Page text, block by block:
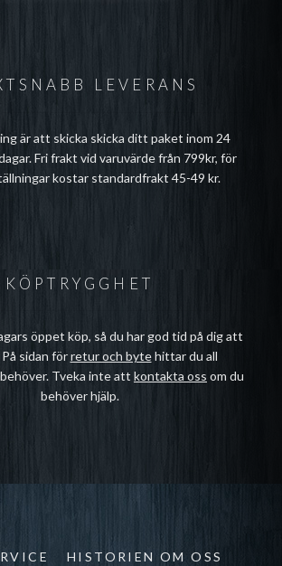
LEVERANS
är att skicka skicka ditt paket inom 24
Fri frakt vid varuvärde från 799kr, för
kostar standardfrakt 45-49 kr.
KÖPTRYGGHET
öppet köp, så du har god tid på dig att
sidan förretur och bytehittar du all
Tveka inte att kontakta oss om du
behöver hjälp.
HISTORIEN OM OSS